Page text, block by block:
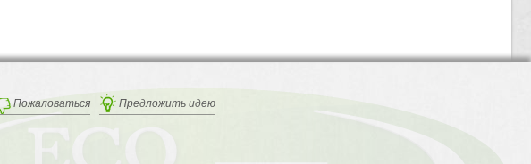
Пожаловаться Предложить идею